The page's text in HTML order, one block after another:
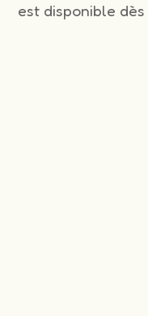
est disponible